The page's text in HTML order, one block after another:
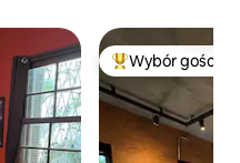
gości Wybór gości